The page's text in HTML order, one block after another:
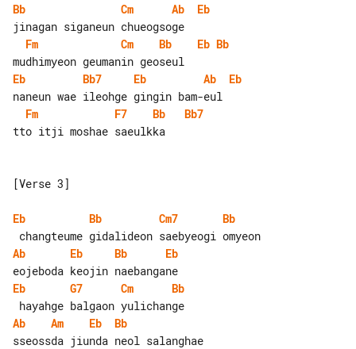
Bb Cm Ab
Eb
Fm
Cm Bb Eb Bb
Eb
Bb7 Eb Ab
Eb
Fm
F7 Bb
Bb7
tto itji moshae saeulkka
[Verse 3]
Eb Bb Cm7
Bb
Ab
Eb Bb
Eb
Eb
G7 Cm
Bb
Ab
Am Eb
Bb
sseossda jiunda neol salanghae